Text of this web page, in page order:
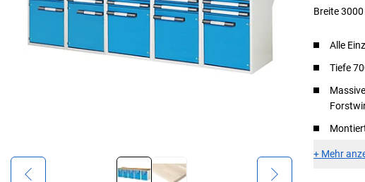
Breite
Alle
Tiefe
+ Mehr